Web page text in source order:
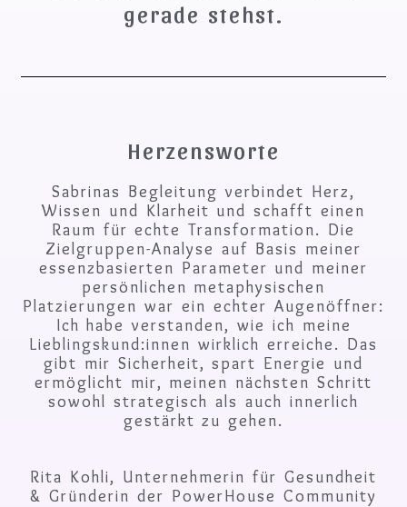
gerade stehst.
Herzensworte
Sabrinas Begleitung verbindet Herz,
Wissen und Klarheit und schafft einen
Raum für echte Transformation. Die
Zielgruppen-Analyse auf Basis meiner
essenzbasierten Parameter und meiner
persönlichen metaphysischen
Platzierungen war ein echter Augenöffner:
Ich habe verstanden, wie ich meine
Lieblingskund:innen wirklich erreiche. Das
gibt mir Sicherheit, spart Energie und
ermöglicht mir, meinen nächsten Schritt
sowohl strategisch als auch innerlich
gestärkt zu gehen.
Rita Kohli, Unternehmerin für Gesundheit
& Gründerin der PowerHouse Community